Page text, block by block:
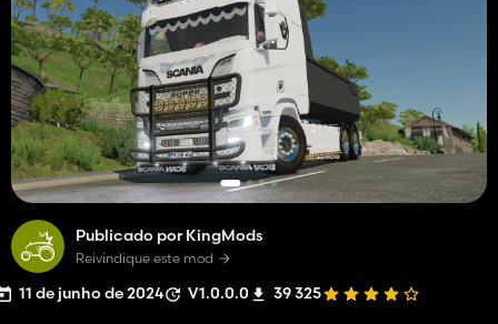
Publicado por KingMods
Reivindique este mod
11 de junho de 2024 V1.0.0.0 39 325